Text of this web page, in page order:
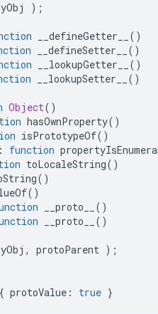
);
__defineGetter__
()
__defineSetter__
()
__lookupGetter__
()
__lookupSetter__
()
Object()
hasOwnProperty()
isPrototypeOf()
: function
toLocaleString()
()
()
__proto__
()
__proto__ ()
, protoParent );
{ protoValue : true }